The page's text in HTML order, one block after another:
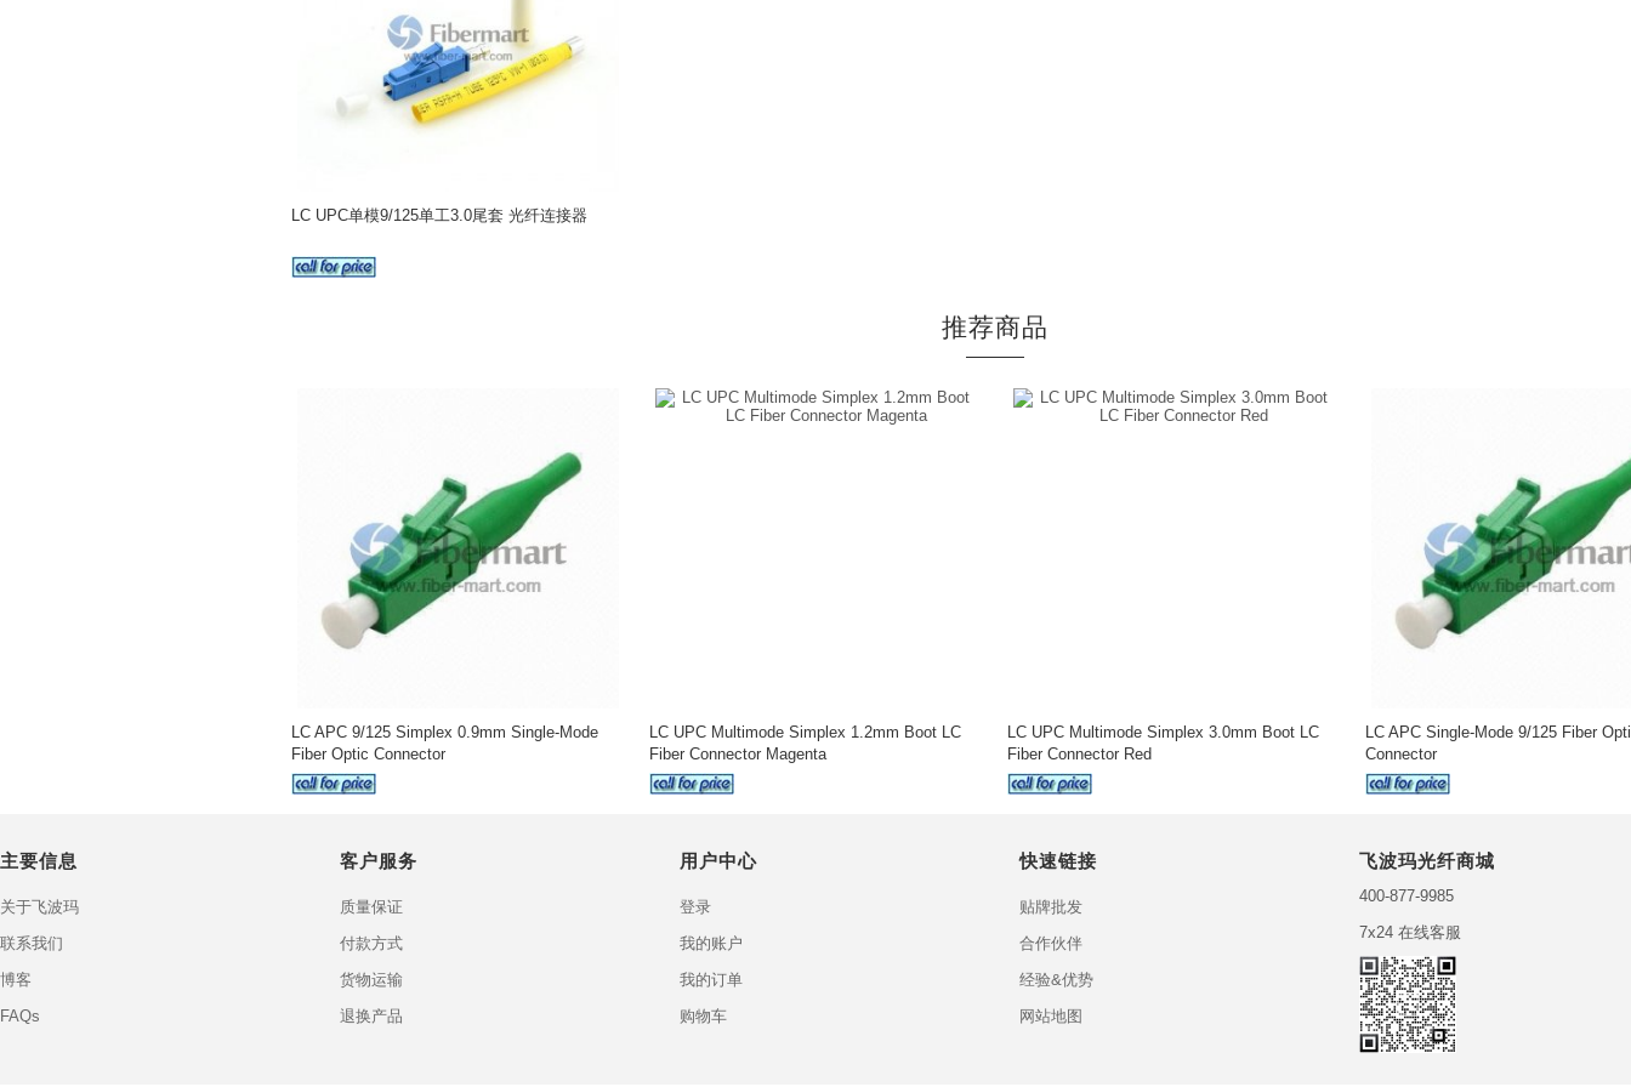
LC UPC单模9/125单工3.0尾套 光纤连接器
推荐商品
LC APC 9/125 Simplex 0.9mm Single-Mode
Fiber Optic Connector
LC UPC Multimode Simplex 1.2mm Boot LC
Fiber Connector Magenta
LC UPC Multimode Simplex 3.0mm Boot LC
Fiber Connector Red
LC APC Single-Mode 9/125 Fiber
Connector
主要信息
关于飞波玛
联系我们
博客
FAQs
客户服务
质量保证
付款方式
货物运输
退换产品
用户中心
登录
我的账户
我的订单
购物车
快速链接
贴牌批发
合作伙伴
经验&优势
网站地图
飞波玛光纤商城
400-877-9985
7x24 在线客服